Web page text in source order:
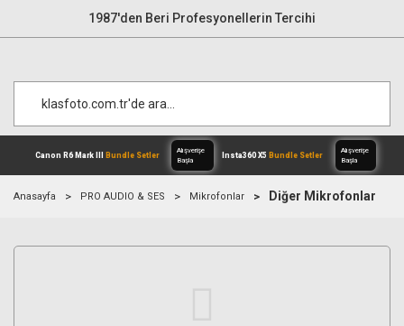
1987'den Beri Profesyonellerin Tercihi
Alışverişe
Anasayfa PRO AUDIO & SES Mikrofonlar Diğer Mikrofonlar